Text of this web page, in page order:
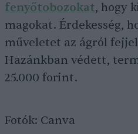
fenyőtobozokat, hogy
magokat. Érdekesség,
műveletet az ágról
Hazánkban védett,
25.000 forint.
Fotók: Canva